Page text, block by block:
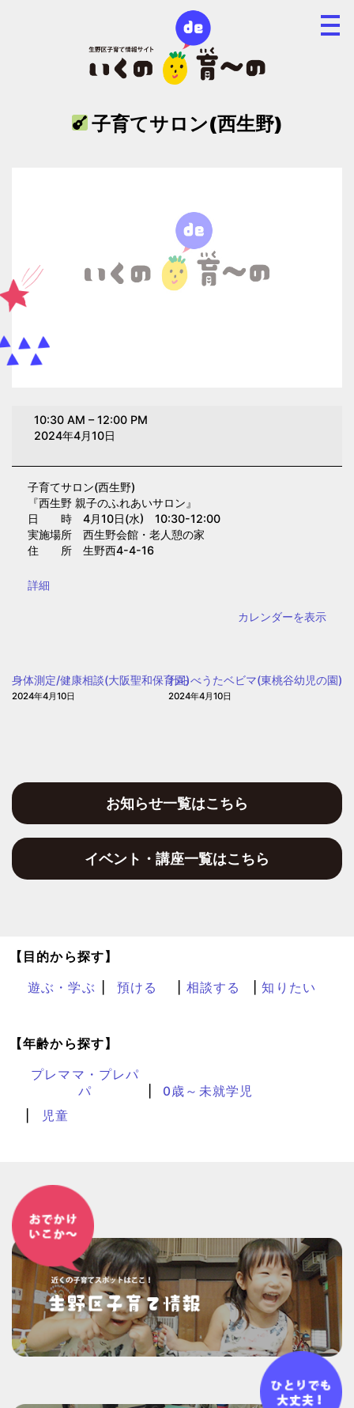
子育てサロン(西生野)
10:30 AM –12:00 PM
2024年4月10日
子育てサロン(西生野)
『西生野 親子のふれあいサロン』
日 時 4月10日(水) 10:30-12:00
実施場所 西生野会館・老人憩の家
住 所 生野西4-4-16
{title}
詳細
カレンダーを表示
身体測定/健康相談(大阪聖和保育園)
2024年4月10日
わらべうたベビマ(東桃谷幼児の園)
2024年4月10日
お知らせ一覧はこちら
イベント・講座一覧はこちら
【目的から探す】
遊ぶ・学ぶ 預ける 相談する 知りたい
【年齢から探す】
プレママ・プレパ
パ
0歳～未就学児
児童